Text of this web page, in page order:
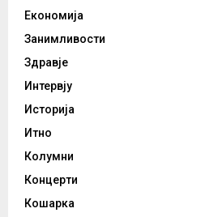
Економија
Занимливости
Здравје
Интервју
Историја
Итно
Колумни
Концерти
Кошарка